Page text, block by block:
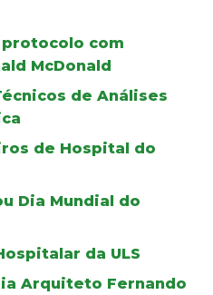
protocolo com
McDonald
de Análises
de Hospital do
Dia Mundial do
da ULS
Arquiteto Fernando